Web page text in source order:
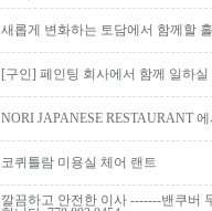
새롭게 변화하는 토담에서 함께할
[구인] 페인팅 회사에서 함께 일하
NORI JAPANESE RESTAURANT
코퀴틀람 미용실 체어 랜트
깔끔하고 안전한 이사 -------밴쿠버